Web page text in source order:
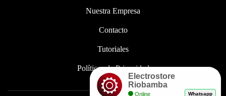
Nuestra Empresa
Contacto
Tutoriales
Políticas de Privacidad
Electrostore
Riobamba
Online Whatsapp